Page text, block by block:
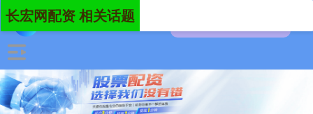
长宏网配资 相关话题